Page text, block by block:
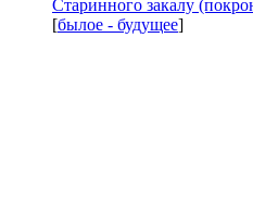
Старинного закалу
[былое - будущее]